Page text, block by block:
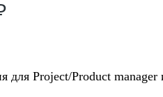
для Project/Product manager